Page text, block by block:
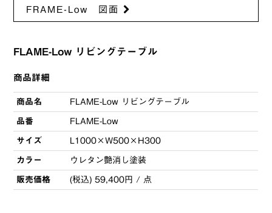
FRAME-Low 図面
FLAME-Low リビングテーブル
商品詳細
商品名 FLAME-Low リビングテーブル
品番 FLAME-Low
サイズ L1000×W500×H300
カラー ウレタン艶消し塗装
販売価格 (税込) 59,400円 / 点